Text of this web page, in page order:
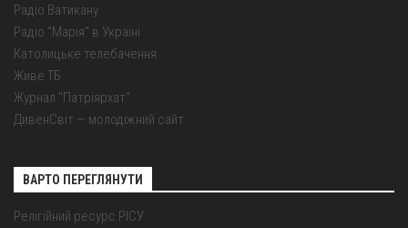
Радіо Ватикану
Радіо "Марія" в Україні
Католицьке телебачення
Живе ТБ
Журнал "Патріярхат"
ДивенСвіт — молодіжний сайт
ВАРТО ПЕРЕГЛЯНУТИ
Релігійний ресурс РІСУ